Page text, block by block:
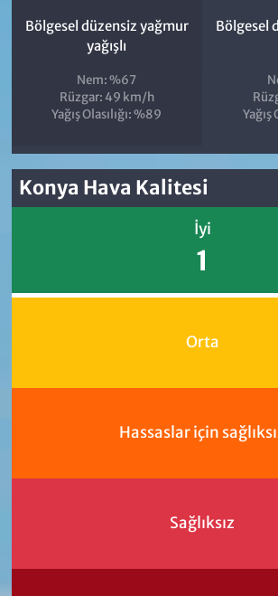
Bölgesel düzensiz yağmur
yağışlı
Nem: %67
Rüzgar: 49 km/h
Yağış Olasılığı: %89
Bölgesel
Yağış
Konya Hava Kalitesi
İyi
1
Orta
Hassaslar için
Sağlıksız